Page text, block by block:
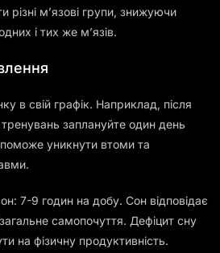
різні м’язові групи, знижуючи
і тих же м’язів.
в свій графік. Наприклад, після
тренувань заплануйте один день
уникнути втоми та
7-9 годин на добу. Сон відповідає
загальне самопочуття. Дефіцит сну
на фізичну продуктивність.